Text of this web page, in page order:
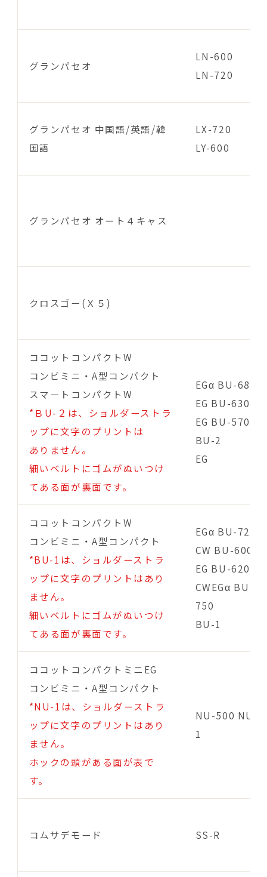
グランパセオ
LN-600
LN-720
グランパセオ 中国語/英語/韓
国語
LX-720
LY-600
グランパセオ オート４キャス
クロスゴー(Ｘ５)
ココットコンパクトW
コンビミニ・A型コンパクト
スマートコンパクトW
*ＢU-２は、ショルダーストラ
ップに文字のプリントは
ありません。
細いベルトにゴムがぬいつけ
てある面が裏面です。
EGα BU-680
EG BU-630A
EG BU-570
BU-2
EG
ココットコンパクトW
コンビミニ・A型コンパクト
*BU-1は、ショルダーストラ
ップに文字のプリントはあり
ません。
細いベルトにゴムがぬいつけ
てある面が裏面です。
EGα BU-720
CW BU-600
EG BU-620
CWEGα BU-
750
BU-1
ココットコンパクトミニEG
コンビミニ・A型コンパクト
*NU-1は、ショルダーストラ
ップに文字のプリントはあり
ません。
ホックの頭がある面が表で
す。
NU-500 NU-
1
コムサデモード SS-R